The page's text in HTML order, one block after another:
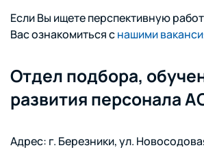
Если Вы ищете перспективную
Вас ознакомиться снашими
Отдел подбора,
развития персонала
Адрес: г. Березники, ул.